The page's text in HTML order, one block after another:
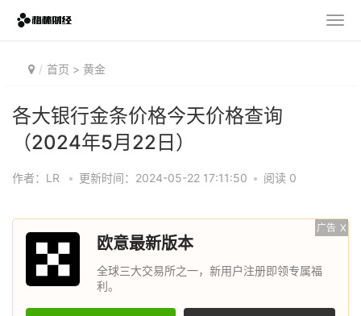
首页 > 黄金
各大银行金条价格今天价格查询
（2024年5月22日）
作者：LR • 更新时间：2024-05-22 17:11:50 • 阅读 0
广告 X
欧意最新版本
全球三大交易所之一，新用户注册即领专属福
利。